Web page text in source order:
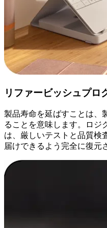
リファービッシュプロ
製品寿命を延ばすことは、
ることを意味します。ロジ
は、厳しいテストと品質検
届けできるよう完全に復元